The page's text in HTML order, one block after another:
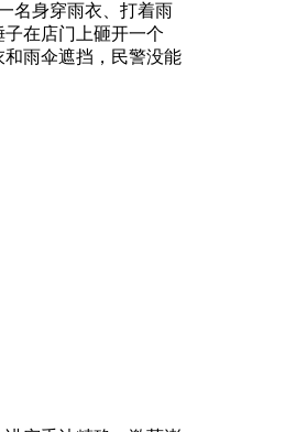
名身穿雨衣、打着雨
在店门上砸开一个
雨伞遮挡，民警没能